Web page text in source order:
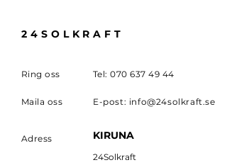
24SOLKRAFT
Ring oss Tel:070 637 49 44
Maila oss E-post: info@24solkraft.se
Adress KIRUNA
24Solkraft